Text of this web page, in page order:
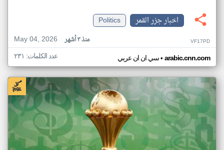
اخبار جزر القمر
Politics
May 04, 2026
منذ ٣ أشهر VF17PD
سي ان ان عربي• arabic.cnn.com عدد الكلمات: ٢٣١